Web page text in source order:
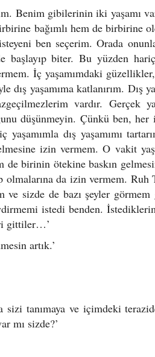
Benim gibilerinin iki yaşamı
bağımlı hem de birbirine
ben seçerim. Orada
başlayıp biter. Bu yüzden
İç yaşamımdaki
dış yaşamıma katlanırım. Dış
vardır. Gerçek
düşünmeyin. Çünkü ben,
dış yaşamımı
izin vermem. O vakit
de birinin ötekine baskın
da izin vermem. Ruh
ve sizde de bazı şeyler
istedi benden.
gittiler…’
artık.’
tanımaya ve içimdeki terazide
mı sizde?’